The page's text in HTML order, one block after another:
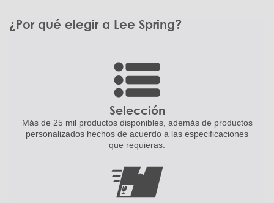
¿Por qué elegir a Lee Spring?
Selección
Más de 25 mil productos disponibles, además de productos
personalizados hechos de acuerdo a las especificaciones
que requieras.